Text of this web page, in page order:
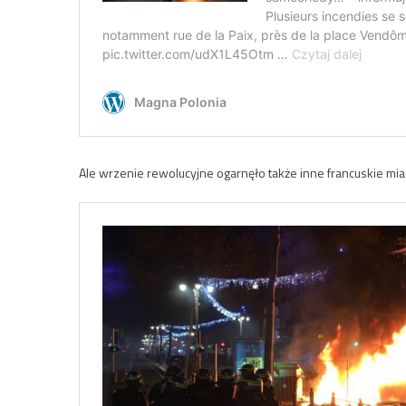
Ale wrzenie rewolucyjne ogarnęło także inne francuskie